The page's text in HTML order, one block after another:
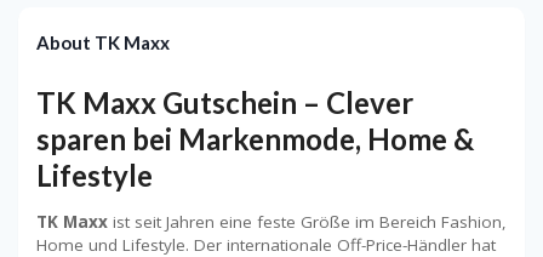
About TK Maxx
TK Maxx Gutschein – Clever
sparen bei Markenmode, Home &
Lifestyle
TK Maxx ist seit Jahren eine feste Größe im Bereich Fashion,
Home und Lifestyle. Der internationale Off-Price-Händler hat